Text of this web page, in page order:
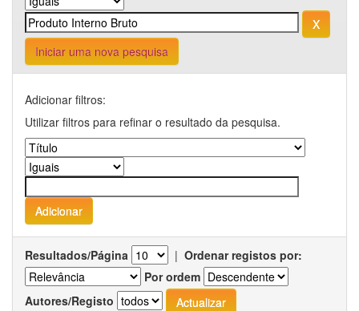
Iniciar uma nova pesquisa
Adicionar filtros:
Utilizar filtros para refinar o resultado da pesquisa.
Resultados/Página | Ordenar registos por:
Por ordem
Autores/Registo